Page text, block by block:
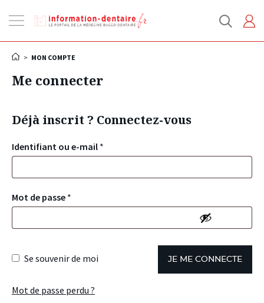
la
> MON COMPTE
Me connecter
Déjà inscrit ? Connectez-vous
Identifiant ou e-mail *
Mot de passe *
Se souvenir de moi JE ME CONNECTE
Mot de passe perdu ?